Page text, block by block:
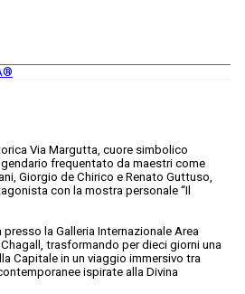
Via Margutta, cuore simbolico
frequentato da maestri come
Giorgio de Chirico e Renato Guttuso,
con la mostra personale “Il
la Galleria Internazionale Area
trasformando per dieci giorni una
Capitale in un viaggio immersivo tra
ispirate alla Divina